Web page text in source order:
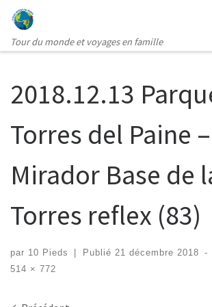
Passer au contenu
Tour du monde et voyages en famille
2018.12.13
Torres del Paine –
Mirador Base de
Torres reflex (83)
par 10 Pieds | Publié 21 décembre 2018 -
514 × 772